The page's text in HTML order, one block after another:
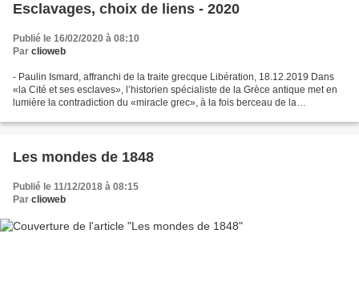
Esclavages, choix de liens - 2020
Publié le 16/02/2020 à 08:10
Par clioweb
- Paulin Ismard, affranchi de la traite grecque Libération, 18.12.2019 Dans
«la Cité et ses esclaves», l’historien spécialiste de la Grèce antique met en
lumière la contradiction du «miracle grec», à la fois berceau de la
Les mondes de 1848
Publié le 11/12/2018 à 08:15
Par clioweb